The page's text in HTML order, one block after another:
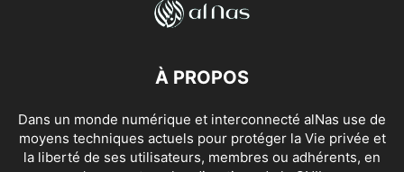
À PROPOS
Dans un monde numérique et interconnecté alNas use de
moyens techniques actuels pour protéger la Vie privée et
la liberté de ses utilisateurs, membres ou adhérents, en